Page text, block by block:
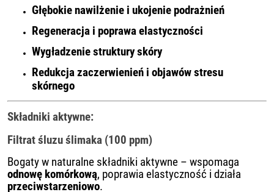
Głębokie nawilżenie i ukojenie podrażnień
Regeneracja i poprawa elastyczności
Wygładzenie struktury skóry
Redukcja zaczerwienień i objawów stresu
skórnego
Składniki aktywne:
Filtrat śluzu ślimaka (100 ppm)
Bogaty w naturalne składniki aktywne – wspomaga
odnowę komórkową, poprawia elastyczność i działa
przeciwstarzeniowo.